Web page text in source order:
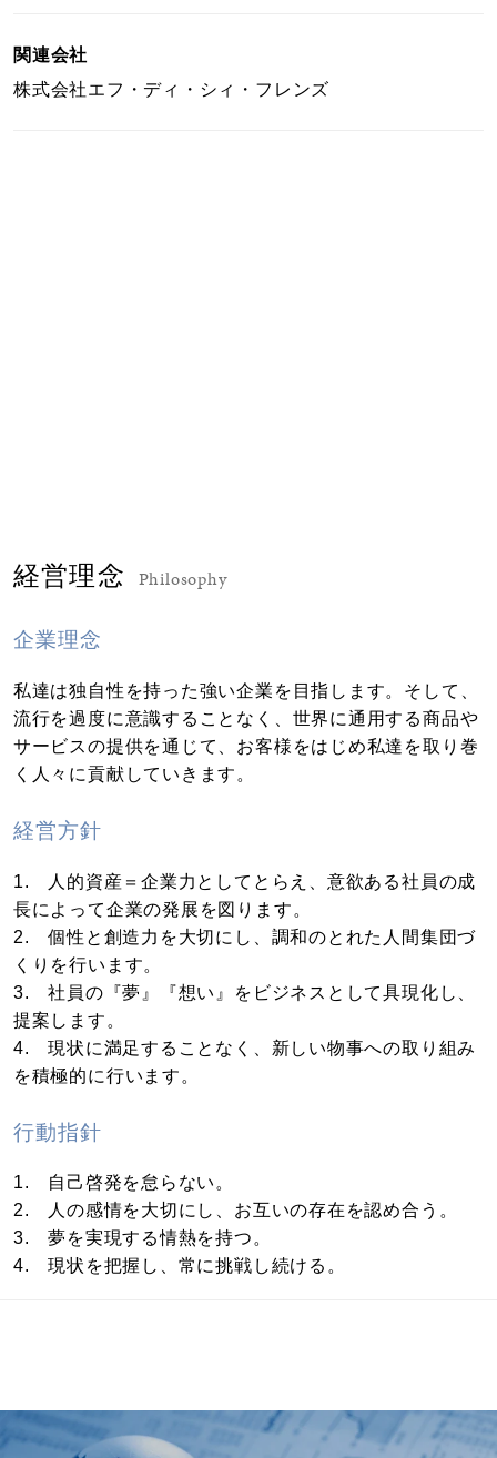
関連会社
株式会社エフ・ディ・シィ・フレンズ
経営理念 Philosophy
企業理念
私達は独自性を持った強い企業を目指します。そして、
流行を過度に意識することなく、世界に通用する商品や
サービスの提供を通じて、お客様をはじめ私達を取り巻
く人々に貢献していきます。
経営方針
1. 人的資産＝企業力としてとらえ、意欲ある社員の成
長によって企業の発展を図ります。
2. 個性と創造力を大切にし、調和のとれた人間集団づ
くりを行います。
3. 社員の『夢』『想い』をビジネスとして具現化し、
提案します。
4. 現状に満足することなく、新しい物事への取り組み
を積極的に行います。
行動指針
1. 自己啓発を怠らない。
2. 人の感情を大切にし、お互いの存在を認め合う。
3. 夢を実現する情熱を持つ。
4. 現状を把握し、常に挑戦し続ける。